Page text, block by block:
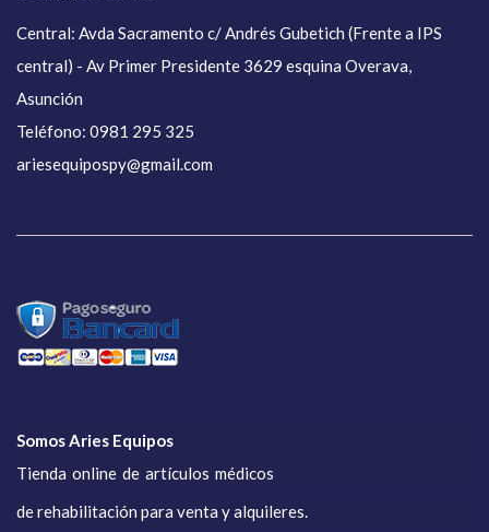
Central: Avda Sacramento c/ Andrés Gubetich (Frente a IPS
central) - Av Primer Presidente 3629 esquina Overava,
Asunción
Teléfono: 0981 295 325
ariesequipospy@gmail.com
Somos Aries Equipos
Tienda online de artículos médicos
de rehabilitación para venta y alquileres.